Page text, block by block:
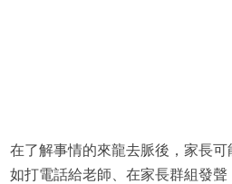
在了解事情的來龍去脈後，家長
如打電話給老師、在家長群組發